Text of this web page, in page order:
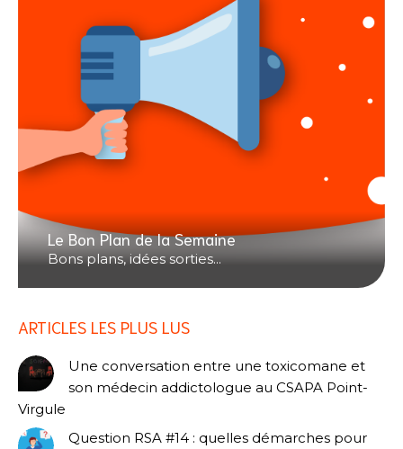
Le Bon Plan de la Semaine
Bons plans, idées sorties...
ARTICLES LES PLUS LUS
Une conversation entre une toxicomane et
son médecin addictologue au CSAPA Point-
Virgule
Question RSA #14 : quelles démarches pour